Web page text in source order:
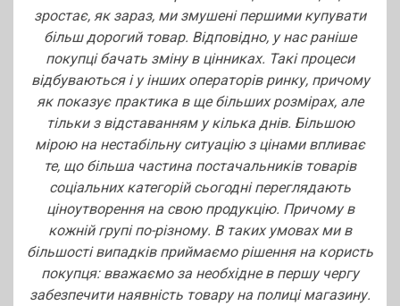
зростає, як зараз, ми змушені першими купувати
більш дорогий товар. Відповідно, у нас раніше
покупці бачать зміну в цінниках. Такі процеси
відбуваються і у інших операторів ринку, причому
як показує практика в ще більших розмірах, але
тільки з відставанням у кілька днів. Більшою
мірою на нестабільну ситуацію з цінами впливає
те, що більша частина постачальників товарів
соціальних категорій сьогодні переглядають
ціноутворення на свою продукцію. Причому в
кожній групі по-різному. В таких умовах ми в
більшості випадків приймаємо рішення на користь
покупця: вважаємо за необхідне в першу чергу
забезпечити наявність товару на полиці магазину.